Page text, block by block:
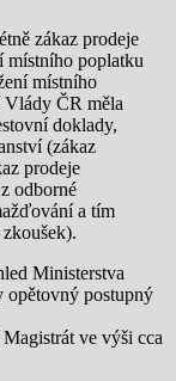
zákaz prodeje
místního poplatku
místního
Vlády ČR měla
doklady,
(zákaz
prodeje
odborné
a tím
Ministerstva
opětovný postupný
ve výši cca